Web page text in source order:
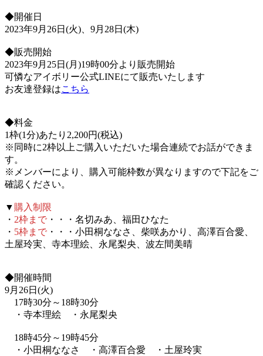
◆開催日
2023年9月26日(火)、9月28日(木)
◆販売開始
2023年9月25日(月)19時00分より販売開始
可憐なアイボリー公式LINEにて販売いたします
お友達登録はこちら
◆料金
1枠(1分)あたり2,200円(税込)
※同時に2枠以上ご購入いただいた場合連続でお話ができま
す。
※メンバーにより、購入可能枠数が異なりますので下記をご
確認ください。
▼購入制限
・ 2枠まで ・・・名切みあ、福田ひなた
・ 5枠まで ・・・小田桐ななさ、柴咲あかり、高澤百合愛、
土屋玲実、寺本理絵、永尾梨央、波左間美晴
◆開催時間
9月26日(火)
17時30分～18時30分
・寺本理絵 ・永尾梨央
18時45分～19時45分
・小田桐ななさ ・高澤百合愛 ・土屋玲実